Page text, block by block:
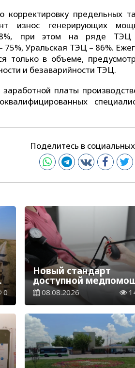
корректировку предельных
износ генерирующих
58%, при этом на ряде ТЭЦ
Уральская ТЭЦ – 86%.
только в объеме,
и безаварийности ТЭЦ.
платы
Поделитесь в
0
Новый стандарт
доступной
более 1 млн
казахстанцев
телемедицинские
услуги
08.08.2026